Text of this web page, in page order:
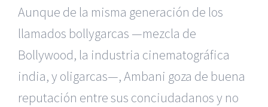
Aunque de la misma generación de los
llamados bollygarcas —mezcla de
Bollywood, la industria cinematográfica
india, y oligarcas—, Ambani goza de buena
reputación entre sus conciudadanos y no